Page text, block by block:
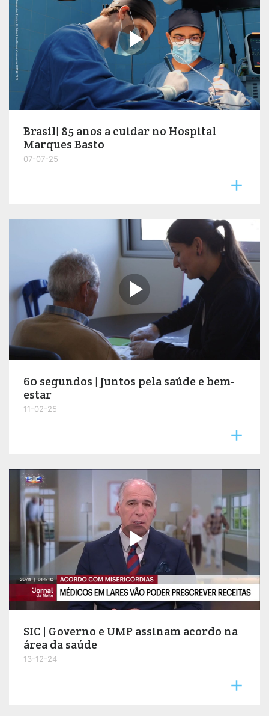

Brasil| 85 anos a cuidar no Hospital
Marques Basto
07-07-25


60 segundos | Juntos pela saúde e bem-
estar
11-02-25


SIC | Governo e UMP assinam acordo na
área da saúde
13-12-24
